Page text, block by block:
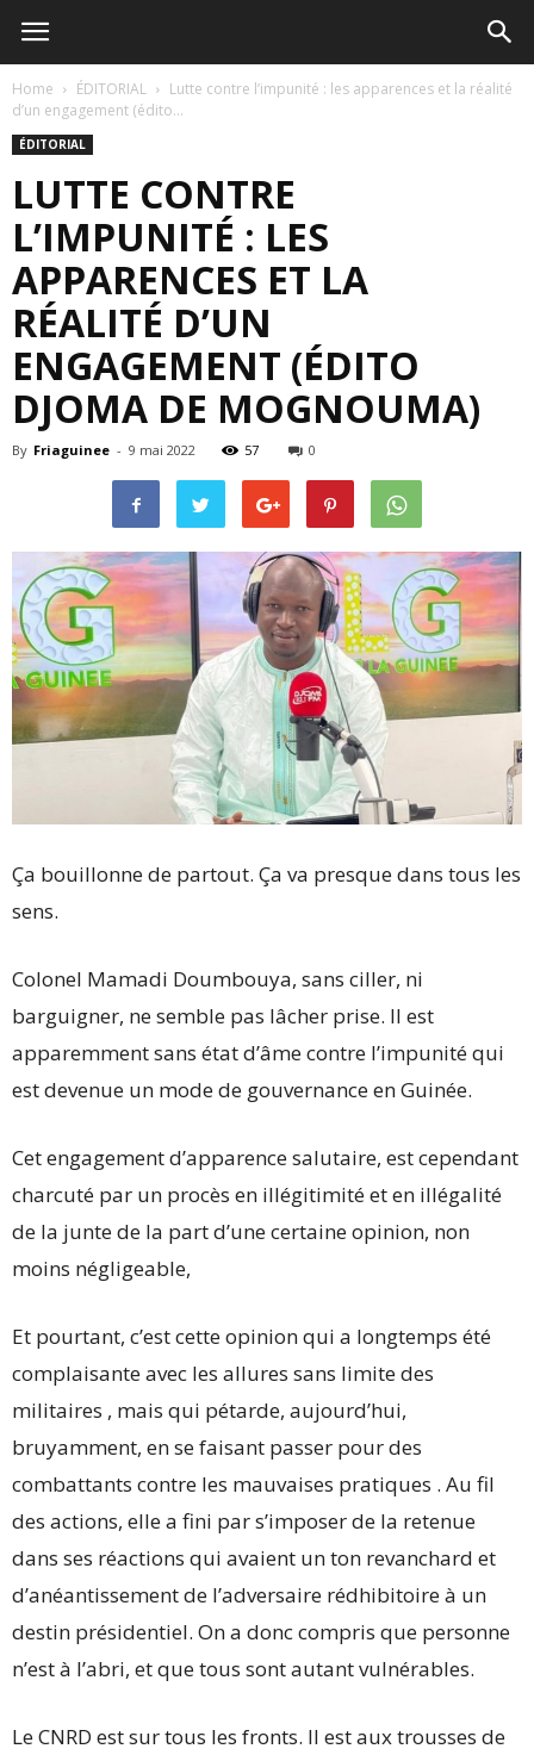
Home ÉDITORIAL
Lutte contre l’impunité : les apparences et la réalité
d’un engagement (édito...
ÉDITORIAL
LUTTE CONTRE
L’IMPUNITÉ : LES
APPARENCES ET LA
RÉALITÉ D’UN
ENGAGEMENT (ÉDITO
DJOMA DE MOGNOUMA)
By Friaguinee - 9 mai 2022 57 0
Ça bouillonne de partout. Ça va presque dans tous les
sens.
Colonel Mamadi Doumbouya, sans ciller, ni
barguigner, ne semble pas lâcher prise. Il est
apparemment sans état d’âme contre l’impunité qui
est devenue un mode de gouvernance en Guinée.
Cet engagement d’apparence salutaire, est cependant
charcuté par un procès en illégitimité et en illégalité
de la junte de la part d’une certaine opinion, non
moins négligeable,
Et pourtant, c’est cette opinion qui a longtemps été
complaisante avec les allures sans limite des
militaires , mais qui pétarde, aujourd’hui,
bruyamment, en se faisant passer pour des
combattants contre les mauvaises pratiques . Au fil
des actions, elle a fini par s’imposer de la retenue
dans ses réactions qui avaient un ton revanchard et
d’anéantissement de l’adversaire rédhibitoire à un
destin présidentiel. On a donc compris que personne
n’est à l’abri, et que tous sont autant vulnérables.
Le CNRD est sur tous les fronts. Il est aux trousses de